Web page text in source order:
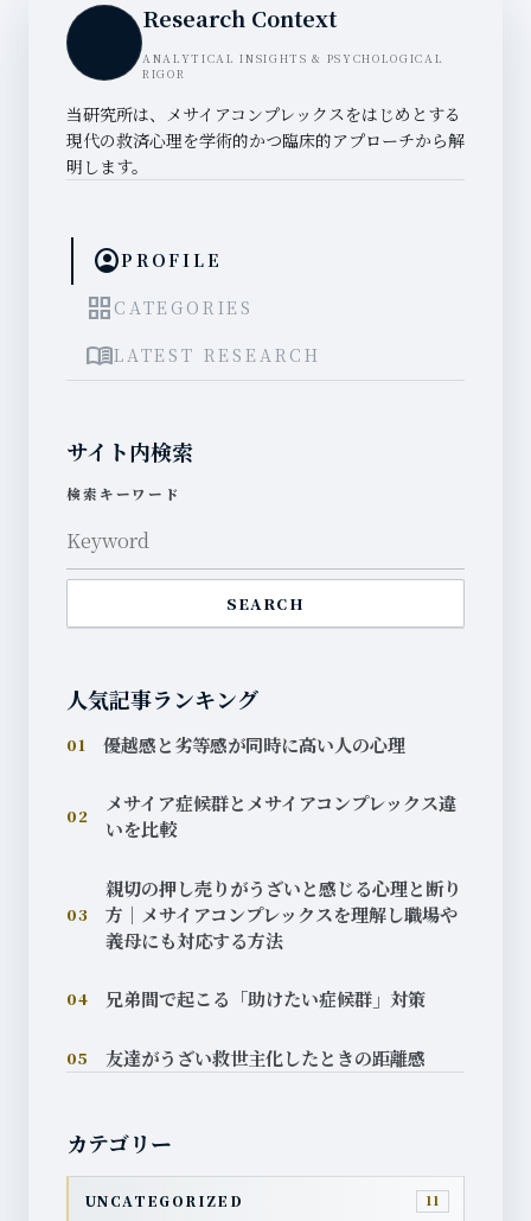
Research Context
ANALYTICAL INSIGHTS & PSYCHOLOGICAL
RIGOR
当研究所は、メサイアコンプレックスをはじめとする
現代の救済心理を学術的かつ臨床的アプローチから解
明します。
account_circlePROFILE
grid_view CATEGORIES
menu_bookLATEST RESEARCH
サイト内検索
検索キーワード
SEARCH
人気記事ランキング
01 優越感と劣等感が同時に高い人の心理
02
メサイア症候群とメサイアコンプレックス違
いを比較
03
親切の押し売りがうざいと感じる心理と断り
方｜メサイアコンプレックスを理解し職場や
義母にも対応する方法
04 兄弟間で起こる「助けたい症候群」対策
05 友達がうざい救世主化したときの距離感
カテゴリー
UNCATEGORIZED 11